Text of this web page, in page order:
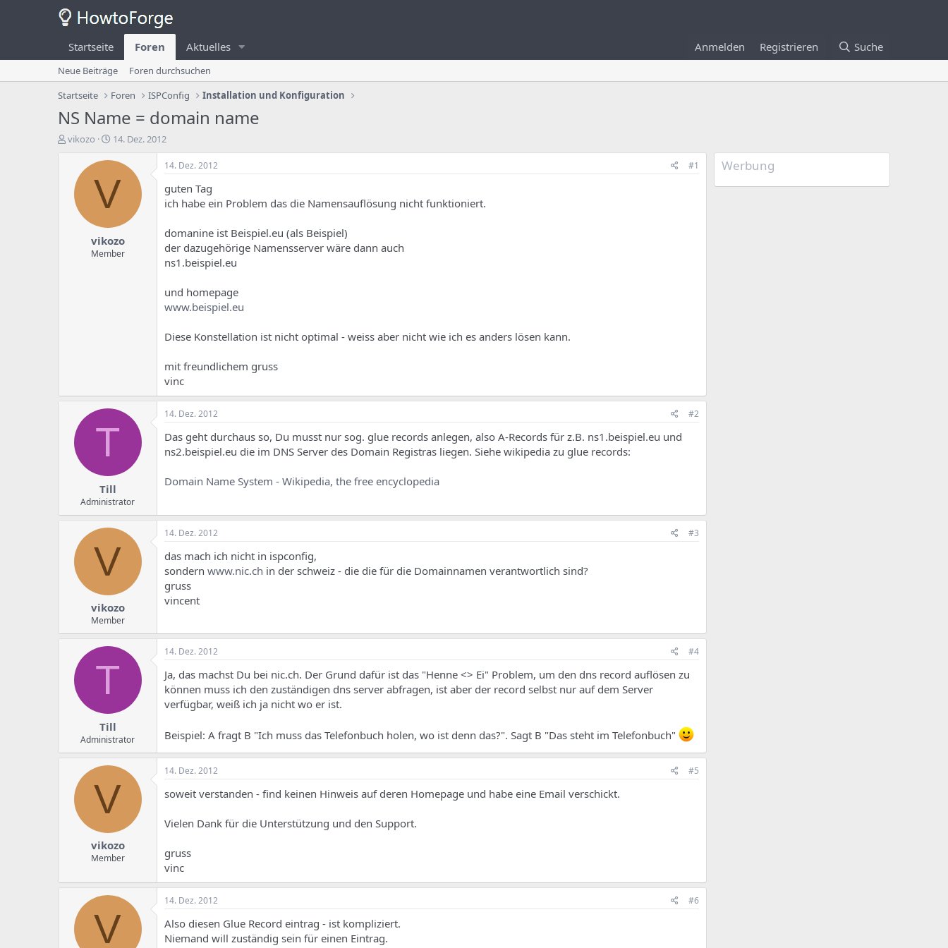
Startseite Foren Aktuelles Anmelden Registrieren Suche
Neue Beiträge
Foren durchsuchen
Startseite
Foren ISPConfig Installation und Konfiguration
NS Name = domain name
E
vikozo
E
s
e
l
u
n
g
14. Dez. 2012
V
vikozo
Member
14. Dez. 2012 #1
guten Tag
ich habe ein Problem das die Namensauflösung nicht funktioniert.
domanine ist Beispiel.eu (als Beispiel)
der dazugehörige Namensserver wäre dann auch
ns1.beispiel.eu
und homepage
www.beispiel.eu
Diese Konstellation ist nicht optimal - weiss aber nicht wie ich es anders lösen kann.
mit freundlichem gruss
vinc
T
Till
Administrator
14. Dez. 2012 #2
Das geht durchaus so, Du musst nur sog. glue records anlegen, also A-Records für z.B. ns1.beispiel.eu und
ns2.beispiel.eu die im DNS Server des Domain Registras liegen. Siehe wikipedia zu glue records:
Domain Name System - Wikipedia, the free encyclopedia
V
vikozo
Member
14. Dez. 2012 #3
das mach ich nicht in ispconfig,
sondern www.nic.ch in der schweiz - die die für die Domainnamen verantwortlich sind?
gruss
vincent
T
Till
Administrator
14. Dez. 2012 #4
Ja, das machst Du bei nic.ch. Der Grund dafür ist das "Henne <> Ei" Problem, um den dns record auflösen zu
können muss ich den zuständigen dns server abfragen, ist aber der record selbst nur auf dem Server
verfügbar, weiß ich ja nicht wo er ist.
Beispiel: A fragt B "Ich muss das Telefonbuch holen, wo ist denn das?". Sagt B "Das steht im Telefonbuch"
V
vikozo
Member
14. Dez. 2012 #5
soweit verstanden - find keinen Hinweis auf deren Homepage und habe eine Email verschickt.
Vielen Dank für die Unterstützung und den Support.
gruss
vinc
V
14. Dez. 2012 #6
Also diesen Glue Record eintrag - ist kompliziert.
Niemand will zuständig sein für einen Eintrag.
Werbung